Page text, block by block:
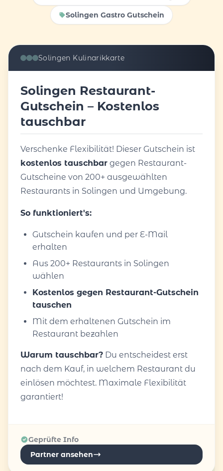
Solingen Gastro Gutschein
Solingen Kulinarikkarte
Solingen Restaurant-
Gutschein – Kostenlos
tauschbar
Verschenke Flexibilität! Dieser Gutschein ist
kostenlos tauschbar gegen Restaurant-
Gutscheine von 200+ ausgewählten
Restaurants in Solingen und Umgebung.
So funktioniert's:
Gutschein kaufen und per E-Mail
erhalten
Aus 200+ Restaurants in Solingen
wählen
Kostenlos gegen Restaurant-Gutschein
tauschen
Mit dem erhaltenen Gutschein im
Restaurant bezahlen
Warum tauschbar? Du entscheidest erst
nach dem Kauf, in welchem Restaurant du
einlösen möchtest. Maximale Flexibilität
garantiert!
Geprüfte Info
Partner ansehen